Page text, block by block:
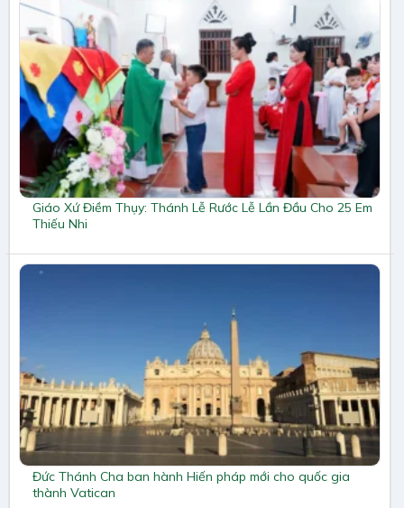
Giáo Xứ Điềm Thụy: Thánh Lễ Rước Lễ Lần Đầu Cho 25 Em
Thiếu Nhi
Đức Thánh Cha ban hành Hiến pháp mới cho quốc gia
thành Vatican